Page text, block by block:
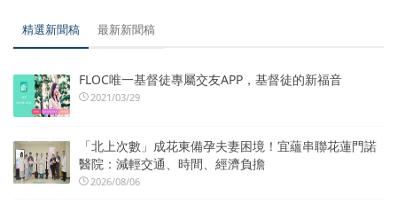
精選新聞稿 最新新聞稿
FLOC唯一基督徒專屬交友APP，基督徒的新福音
2021/03/29
「北上次數」成花東備孕夫妻困境！宜蘊串聯花蓮門諾
醫院：減輕交通、時間、經濟負擔
2026/08/06